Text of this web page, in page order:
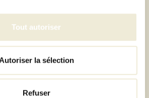
Tout autoriser
Autoriser la sélection
Refuser